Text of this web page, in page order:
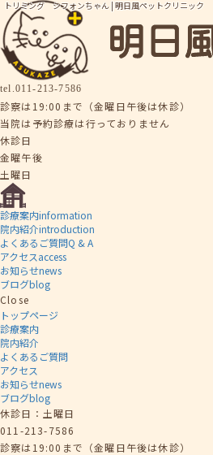
トリミング シフォンちゃん | 明日風ペットクリニック
tel.011-213-7586
診察は19:00まで（金曜日午後は休診）
当院は予約診療は行っておりません
休診日
金曜午後
土曜日
診療案内information
院内紹介introduction
よくあるご質問Q & A
アクセスaccess
お知らせnews
ブログblog
Close
トップページ
診療案内
院内紹介
よくあるご質問
アクセス
お知らせnews
ブログblog
休診日：土曜日
011-213-7586
診察は19:00まで（金曜日午後は休診）